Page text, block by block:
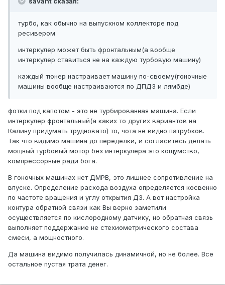
турбо, как обычно на выпускном коллекторе под
ресивером
интеркулер может быть фронтальным(а вообще
интеркулер ставиться не на каждую турбовую машину)
каждый тюнер настраивает машину по-своему(гоночные
машины вообще настраиваются по ДПДЗ и лямбде)
фотки под капотом - это не турбированная машина. Если
интеркулер фронтальный(а каких то других вариантов на
Калину придумать трудновато) то, чота не видно патрубков.
Так что видимо машина до переделки, и согласитесь делать
мощный турбовый мотор без интеркулера это кощумство,
компрессорные ради бога.
В гоночных машинах нет ДМРВ, это лишнее сопротивление на
впуске. Определение расхода воздуха определяется косвенно
по частоте вращения и углу открытия ДЗ. А вот настройка
контура обратной связи как Вы верно заметили
осуществляется по кислородному датчику, но обратная связь
выполняет поддержание не стехиометрического состава
смеси, а мощностного.
Да машина видимо получилась динамичной, но не более. Все
остальное пустая трата денег.